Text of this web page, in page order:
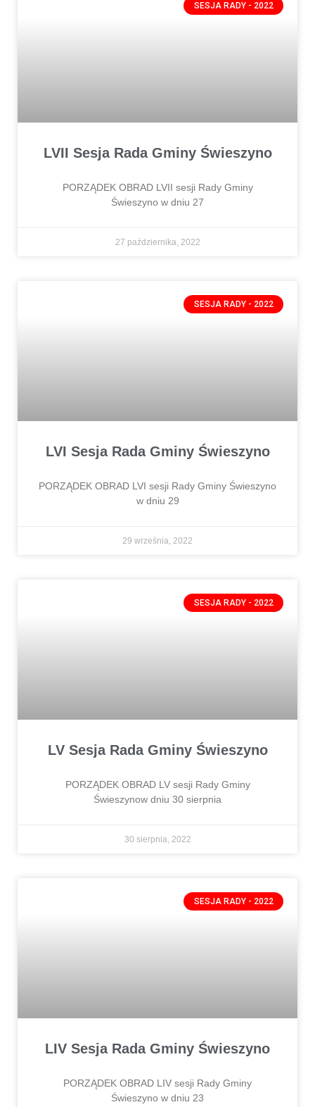
SESJA RADY - 2022
LVII Sesja Rada Gminy Świeszyno
PORZĄDEK OBRAD LVII sesji Rady Gminy
Świeszyno w dniu 27
27 października, 2022
SESJA RADY - 2022
LVI Sesja Rada Gminy Świeszyno
PORZĄDEK OBRAD LVI sesji Rady Gminy Świeszyno
w dniu 29
29 września, 2022
SESJA RADY - 2022
LV Sesja Rada Gminy Świeszyno
PORZĄDEK OBRAD LV sesji Rady Gminy
Świeszynow dniu 30 sierpnia
30 sierpnia, 2022
SESJA RADY - 2022
LIV Sesja Rada Gminy Świeszyno
PORZĄDEK OBRAD LIV sesji Rady Gminy
Świeszyno w dniu 23